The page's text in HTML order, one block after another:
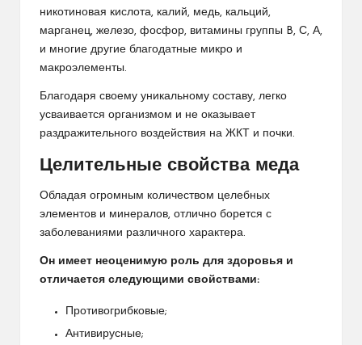
никотиновая кислота, калий, медь, кальций,
марганец, железо, фосфор, витамины группы B, С, А,
и многие другие благодатные микро и
макроэлементы.
Благодаря своему уникальному составу, легко
усваивается организмом и не оказывает
раздражительного воздействия на ЖКТ и почки.
Целительные свойства меда
Обладая огромным количеством целебных
элементов и минералов, отлично борется с
заболеваниями различного характера.
Он имеет неоценимую роль для здоровья и
отличается следующими свойствами:
Противогрибковые;
Антивирусные;